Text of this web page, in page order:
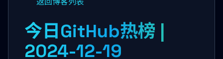
今日GitHub热榜 |
2024-12-19